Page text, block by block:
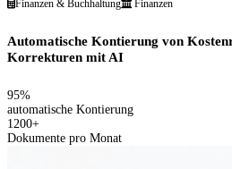
Finanzen & Buchhaltung Finanzen
Automatische Kontierung von
Korrekturen mit AI
95%
automatische Kontierung
1200+
Dokumente pro Monat